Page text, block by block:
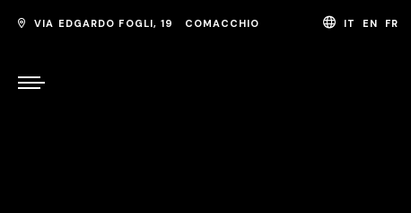
VIA EDGARDO FOGLI, 19 COMACCHIO IT EN FR